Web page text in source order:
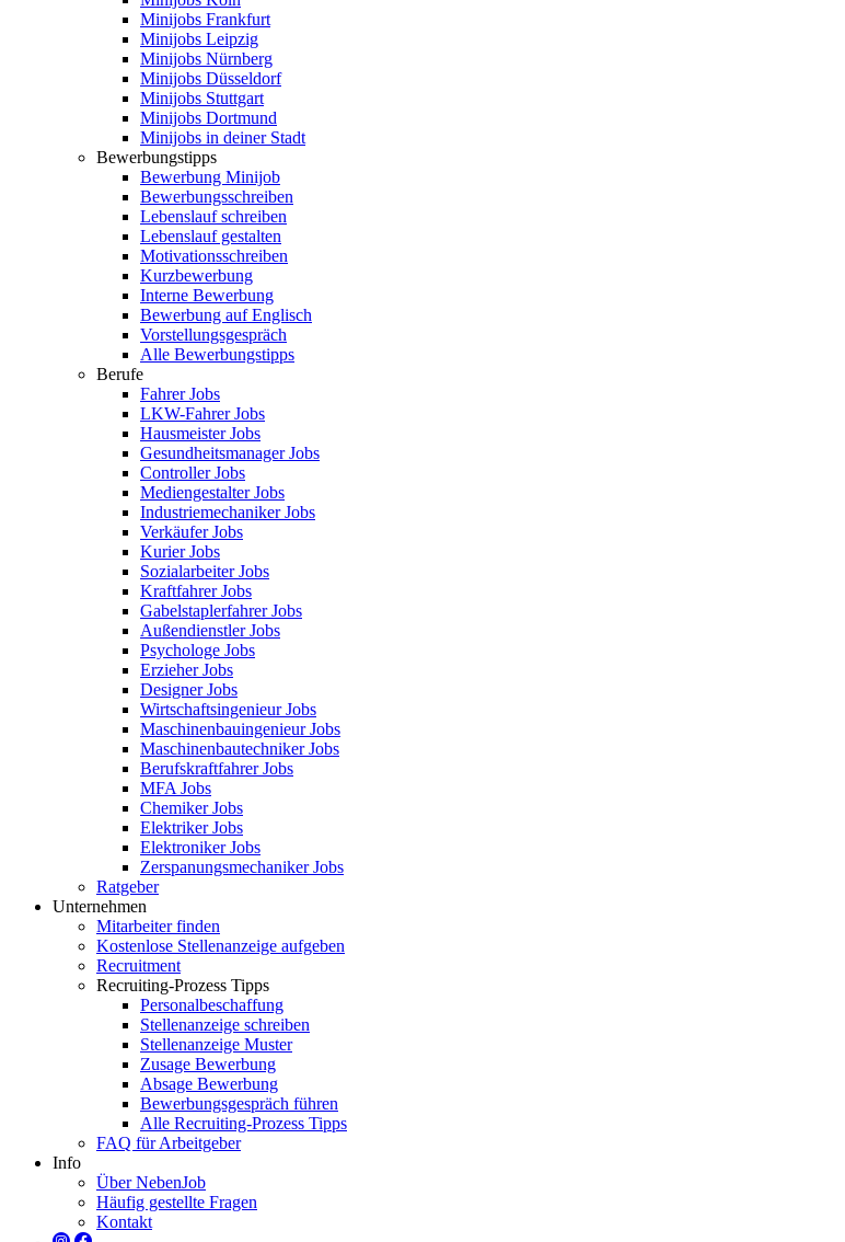
Minijobs Frankfurt
Minijobs Leipzig
Minijobs Nürnberg
Minijobs Düsseldorf
Minijobs Stuttgart
Minijobs Dortmund
Minijobs in deiner Stadt
Bewerbungstipps
Bewerbung Minijob
Bewerbungsschreiben
Lebenslauf schreiben
Lebenslauf gestalten
Motivationsschreiben
Kurzbewerbung
Interne Bewerbung
Bewerbung auf Englisch
Vorstellungsgespräch
Alle Bewerbungstipps
Berufe
Fahrer Jobs
LKW-Fahrer Jobs
Hausmeister Jobs
Gesundheitsmanager Jobs
Controller Jobs
Mediengestalter Jobs
Industriemechaniker Jobs
Verkäufer Jobs
Kurier Jobs
Sozialarbeiter Jobs
Kraftfahrer Jobs
Gabelstaplerfahrer Jobs
Außendienstler Jobs
Psychologe Jobs
Erzieher Jobs
Designer Jobs
Wirtschaftsingenieur Jobs
Maschinenbauingenieur Jobs
Maschinenbautechniker Jobs
Berufskraftfahrer Jobs
MFA Jobs
Chemiker Jobs
Elektriker Jobs
Elektroniker Jobs
Zerspanungsmechaniker Jobs
Ratgeber
Unternehmen
Mitarbeiter finden
Kostenlose Stellenanzeige aufgeben
Recruitment
Recruiting-Prozess Tipps
Personalbeschaffung
Stellenanzeige schreiben
Stellenanzeige Muster
Zusage Bewerbung
Absage Bewerbung
Bewerbungsgespräch führen
Alle Recruiting-Prozess Tipps
FAQ für Arbeitgeber
Info
Über NebenJob
Häufig gestellte Fragen
Kontakt